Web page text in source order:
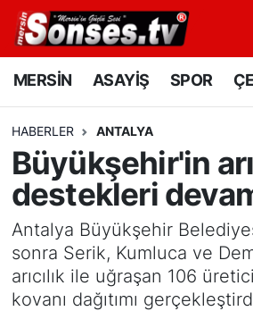
MERSİN ASAYİŞ SPOR
HABERLER ANTALYA
Büyükşehir'in
destekleri
Antalya Büyükşehir
sonra Serik, Kumluca ve
arıcılık ile uğraşan 106
kovanı dağıtımı
MERSİN
SPOR
GÜNÜN MANŞETİ
DÜNYA
KÜLTÜR - SANAT
Mersin Nöbetçi Eczaneler
Mersin Namaz Vakitleri
Mersin Trafik Yoğunluk
Süper Lig Puan Durumu ve
Tüm Manşetler